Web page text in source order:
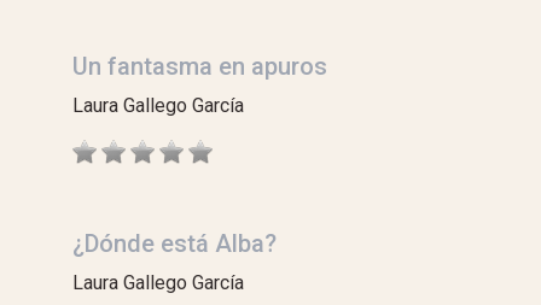
Un fantasma en apuros
Laura Gallego García
¿Dónde está Alba?
Laura Gallego García